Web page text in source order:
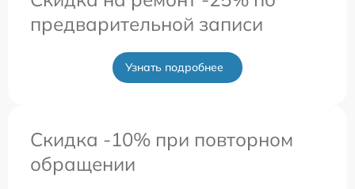
предварительной записи
Узнать подробнее
Скидка -10% при повторном
обращении